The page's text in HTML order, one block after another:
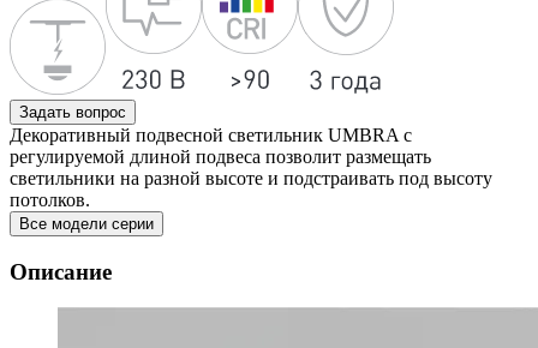
Задать вопрос
Декоративный подвесной светильник UMBRA c
регулируемой длиной подвеса позволит размещать
светильники на разной высоте и подстраивать под высоту
потолков.
Все модели серии
Описание